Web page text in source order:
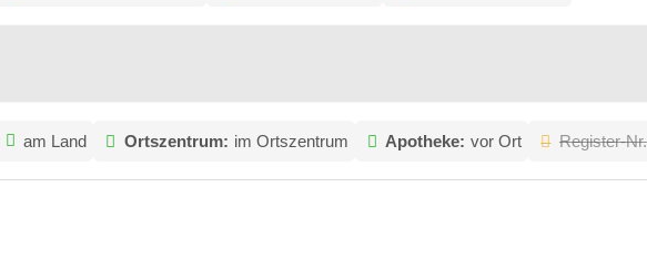
am Land Ortszentrum: im Ortszentrum Apotheke: vor Ort Register-Nr.